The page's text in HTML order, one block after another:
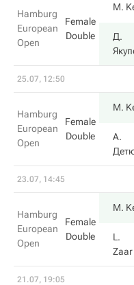
Hamburg
European
Open
Female
Double
M.
Д.
25.07, 12:50
Hamburg
European
Open
Female
Double
M.
А.
23.07, 14:45
Hamburg
European
Open
Female
Double
M.
L.
Zaar
21.07, 19:05